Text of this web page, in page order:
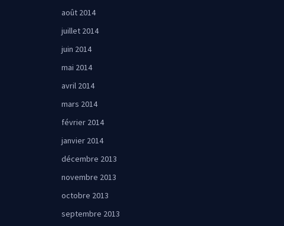
août 2014
juillet 2014
juin 2014
mai 2014
avril 2014
mars 2014
février 2014
janvier 2014
décembre 2013
novembre 2013
octobre 2013
septembre 2013